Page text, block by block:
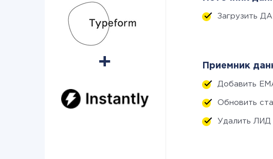
Загрузить
Приемник
Добавить
Обновить
Удалить ЛИД